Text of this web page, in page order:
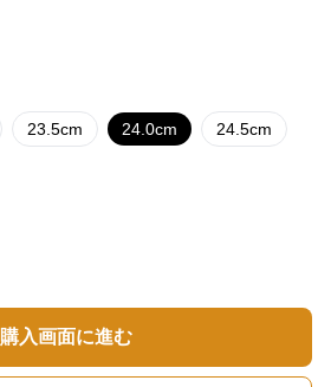
23.5cm 24.0cm 24.5cm
購入画面に進む